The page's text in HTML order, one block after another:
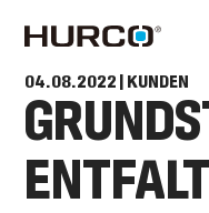
04.08.2022 | KUNDEN